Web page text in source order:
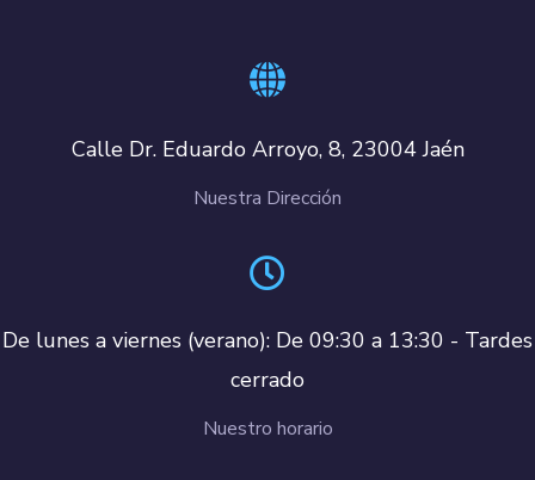
Calle Dr. Eduardo Arroyo, 8, 23004 Jaén
Nuestra Dirección
De lunes a viernes (verano): De 09:30 a 13:30 - Tardes
cerrado
Nuestro horario